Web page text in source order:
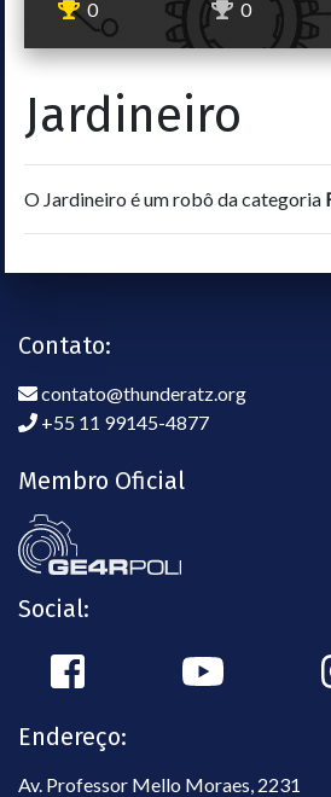
0 0
Jardineiro
O Jardineiro é um robô da categoria
Contato:
contato@thunderatz.org
+55 11 99145-4877
Membro Oficial
Social:
Endereço:
Av. Professor Mello Moraes, 2231